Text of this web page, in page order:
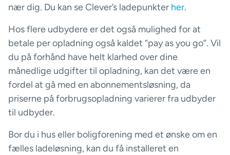
nær dig. Du kan se Clever’s ladepunkter her.
Hos flere udbydere er det også mulighed for at
betale per opladning også kaldet “pay as you go”. Vil
du på forhånd have helt klarhed over dine
månedlige udgifter til opladning, kan det være en
fordel at gå med en abonnementsløsning, da
priserne på forbrugsopladning varierer fra udbyder
til udbyder.
Bor du i hus eller boligforening med et ønske om en
fælles ladeløsning, kan du få installeret en